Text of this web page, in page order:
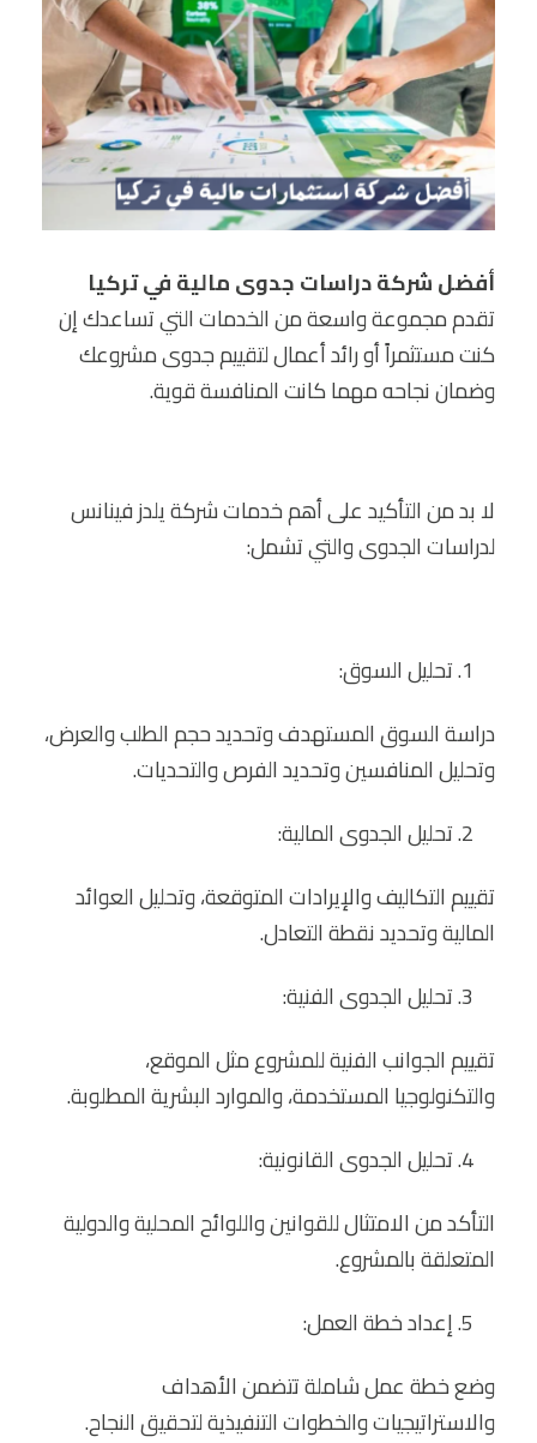
أفضل شركة دراسات جدوى مالية في تركيا
تقدم مجموعة واسعة من الخدمات التي تساعدك إن
كنت مستثمراً أو رائد أعمال لتقييم جدوى مشروعك
وضمان نجاحه مهما كانت المنافسة قوية.
لا بد من التأكيد على أهم خدمات شركة يلدز فينانس
لدراسات الجدوى والتي تشمل:
تحليل السوق:
دراسة السوق المستهدف وتحديد حجم الطلب والعرض،
وتحليل المنافسين وتحديد الفرص والتحديات.
تحليل الجدوى المالية:
تقييم التكاليف والإيرادات المتوقعة، وتحليل العوائد
المالية وتحديد نقطة التعادل.
تحليل الجدوى الفنية:
تقييم الجوانب الفنية للمشروع مثل الموقع،
والتكنولوجيا المستخدمة، والموارد البشرية المطلوبة.
تحليل الجدوى القانونية:
التأكد من الامتثال للقوانين واللوائح المحلية والدولية
المتعلقة بالمشروع.
إعداد خطة العمل:
وضع خطة عمل شاملة تتضمن الأهداف
والاستراتيجيات والخطوات التنفيذية لتحقيق النجاح.